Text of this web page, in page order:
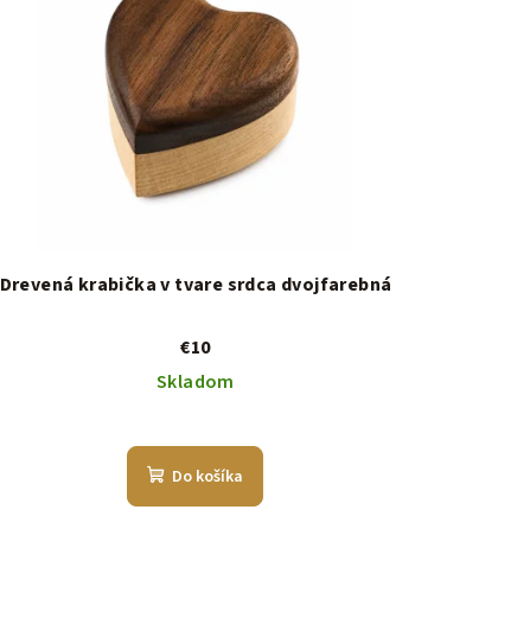
Drevená krabička v tvare srdca dvojfarebná
€10
Skladom
Do košíka